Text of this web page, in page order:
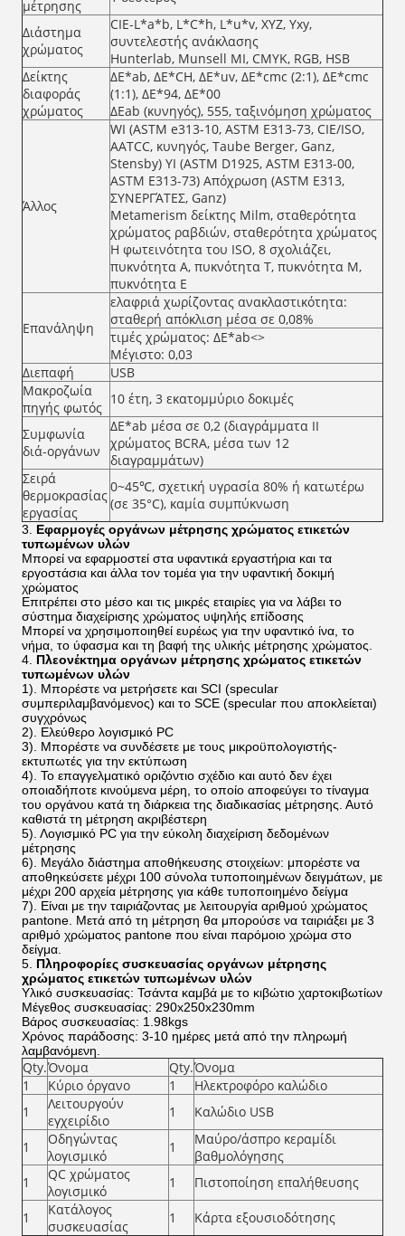
μέτρησης
Διάστημα
χρώματος
CIE-L*a*b, L*C*h, L*u*v, XYZ, Yxy,
συντελεστής ανάκλασης
Hunterlab, Munsell MI, CMYK, RGB, HSB
Δείκτης
διαφοράς
χρώματος
ΔE*ab, ΔE*CH, ΔE*uv, ΔE*cmc (2:1), ΔE*cmc
(1:1), ΔE*94, ΔE*00
ΔEab (κυνηγός), 555, ταξινόμηση χρώματος
Άλλος
WI (ASTM e313-10, ASTM E313-73, CIE/ISO,
AATCC, κυνηγός, Taube Berger, Ganz,
Stensby) YI (ASTM D1925, ASTM E313-00,
ASTM E313-73) Απόχρωση (ASTM E313,
ΣΥΝΕΡΓΆΤΕΣ, Ganz)
Metamerism δείκτης Milm, σταθερότητα
χρώματος ραβδιών, σταθερότητα χρώματος
Η φωτεινότητα του ISO, 8 σχολιάζει,
πυκνότητα Α, πυκνότητα Τ, πυκνότητα Μ,
πυκνότητα Ε
Επανάληψη
ελαφριά χωρίζοντας ανακλαστικότητα:
σταθερή απόκλιση μέσα σε 0,08%
τιμές χρώματος: ΔE*ab<>
Μέγιστο: 0,03
Διεπαφή
USB
Μακροζωία
πηγής φωτός
10 έτη, 3 εκατομμύριο δοκιμές
Συμφωνία
διά-οργάνων
ΔE*ab μέσα σε 0,2 (διαγράμματα ΙΙ
χρώματος BCRA, μέσα των 12
διαγραμμάτων)
Σειρά
θερμοκρασίας
εργασίας
0~45℃, σχετική υγρασία 80% ή κατωτέρω
(σε 35°C), καμία συμπύκνωση
3. Εφαρμογές οργάνων μέτρησης χρώματος ετικετών
τυπωμένων υλών
Μπορεί να εφαρμοστεί στα υφαντικά εργαστήρια και τα
εργοστάσια και άλλα τον τομέα για την υφαντική δοκιμή
χρώματος
Επιτρέπει στο μέσο και τις μικρές εταιρίες για να λάβει το
σύστημα διαχείρισης χρώματος υψηλής επίδοσης
Μπορεί να χρησιμοποιηθεί ευρέως για την υφαντικό ίνα, το
νήμα, το ύφασμα και τη βαφή της υλικής μέτρησης χρώματος.
4. Πλεονέκτημα οργάνων μέτρησης χρώματος ετικετών
τυπωμένων υλών
1). Μπορέστε να μετρήσετε και SCI (specular
συμπεριλαμβανόμενος) και το SCE (specular που αποκλείεται)
συγχρόνως
2). Ελεύθερο λογισμικό PC
3). Μπορέστε να συνδέσετε με τους μικροϋπολογιστής-
εκτυπωτές για την εκτύπωση
4). Το επαγγελματικό οριζόντιο σχέδιο και αυτό δεν έχει
οποιαδήποτε κινούμενα μέρη, το οποίο αποφεύγει το τίναγμα
του οργάνου κατά τη διάρκεια της διαδικασίας μέτρησης. Αυτό
καθιστά τη μέτρηση ακριβέστερη
5). Λογισμικό PC για την εύκολη διαχείριση δεδομένων
μέτρησης
6). Μεγάλο διάστημα αποθήκευσης στοιχείων: μπορέστε να
αποθηκεύσετε μέχρι 100 σύνολα τυποποιημένων δειγμάτων, με
μέχρι 200 αρχεία μέτρησης για κάθε τυποποιημένο δείγμα
7). Είναι με την ταιριάζοντας με λειτουργία αριθμού χρώματος
pantone. Μετά από τη μέτρηση θα μπορούσε να ταιριάξει με 3
αριθμό χρώματος pantone που είναι παρόμοιο χρώμα στο
δείγμα.
5. Πληροφορίες συσκευασίας οργάνων μέτρησης
χρώματος ετικετών τυπωμένων υλών
Υλικό συσκευασίας: Τσάντα καμβά με το κιβώτιο χαρτοκιβωτίων
Μέγεθος συσκευασίας: 290x250x230mm
Βάρος συσκευασίας: 1.98kgs
Χρόνος παράδοσης: 3-10 ημέρες μετά από την πληρωμή
λαμβανόμενη.
Qty.Όνομα Qty.Όνομα
1
Κύριο όργανο 1
Ηλεκτροφόρο καλώδιο
1
Λειτουργούν
εγχειρίδιο
1 Καλώδιο USB
1
Οδηγώντας
λογισμικό
1
Μαύρο/άσπρο κεραμίδι
βαθμολόγησης
1
QC χρώματος
λογισμικό
1 Πιστοποίηση επαλήθευσης
1
Κατάλογος
συσκευασίας
1 Κάρτα εξουσιοδότησης